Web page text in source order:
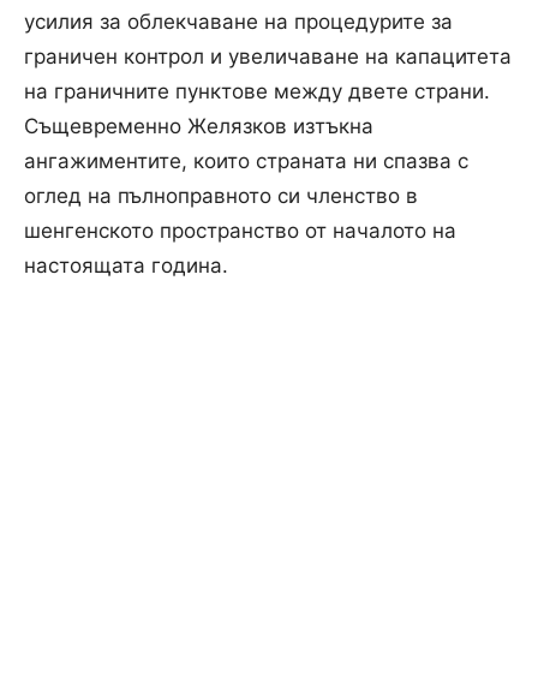
усилия за облекчаване на процедурите за
граничен контрол и увеличаване на капацитета
на граничните пунктове между двете страни.
Същевременно Желязков изтъкна
ангажиментите, които страната ни спазва с
оглед на пълноправното си членство в
шенгенското пространство от началото на
настоящата година.